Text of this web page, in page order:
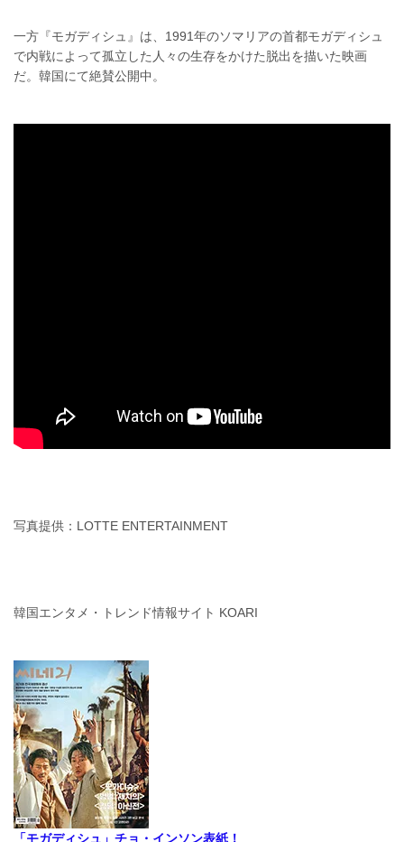
一方『モガディシュ』は、1991年のソマリアの首都モガディシュ
で内戦によって孤立した人々の生存をかけた脱出を描いた映画
だ。韓国にて絶賛公開中。
写真提供：LOTTE ENTERTAINMENT
韓国エンタメ・トレンド情報サイト KOARI
「モガディシュ」チョ・インソン表紙！